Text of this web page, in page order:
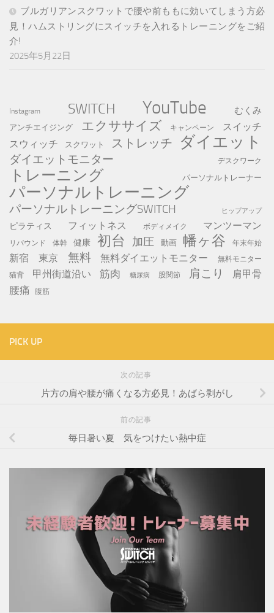
ブルガリアンスクワットで腰や前ももに効いてしまう方必
見！ハムストリングにスイッチを入れるトレーニングをご紹
介!
2025年5月22日
Instagram SWITCH YouTube むくみ
アンチエイジング エクササイズ キャンペーン
スイッチ
スウィッチ
スクワット ストレッチ ダイエット
ダイエットモニター デスクワーク
トレーニング パーソナルトレーナー
パーソナルトレーニング
パーソナルトレーニングSWITCH ヒップアップ
ピラティス フィットネス ボディメイク マンツーマン
リバウンド 体幹 健康 初台 加圧 動画 幡ヶ谷 年末年始
新宿 東京 無料 無料ダイエットモニター
無料モニター
猫背
甲州街道沿い 筋肉 糖尿病 股関節 肩こり 肩甲骨
腰痛 腹筋
PICK UP
次の記事
片方の肩や腰が痛くなる方必見！あばら剥がし
前の記事
毎日暑い夏 気をつけたい熱中症